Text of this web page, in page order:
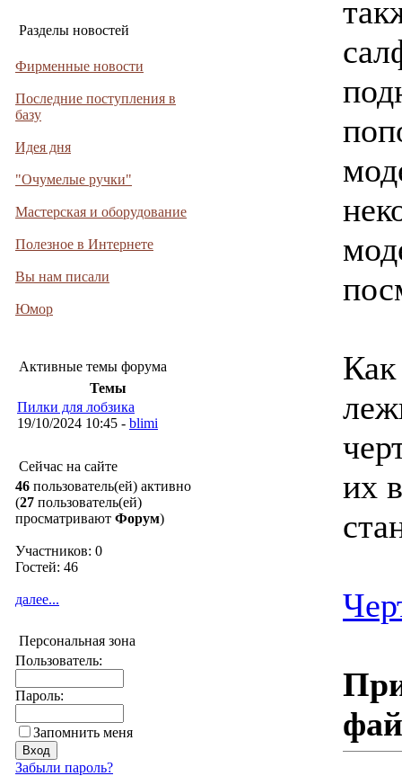
Разделы новостей
Фирменные новости
Последние поступления в
базу
Идея дня
"Очумелые ручки"
Мастерская и оборудование
Полезное в Интернете
Вы нам писали
Юмор
Активные темы форума
Темы
Пилки для лобзика
19/10/2024 10:45 - blimi
Сейчас на сайте
46 пользователь(ей) активно
(27 пользователь(ей)
просматривают Форум)
Участников: 0
Гостей: 46
далее...
Персональная зона
Пользователь:
Пароль:
Запомнить меня
Забыли пароль?
их